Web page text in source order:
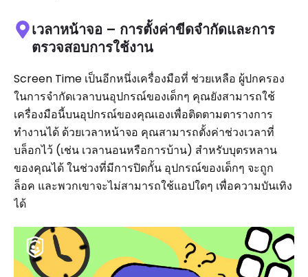
เวลาหน้าจอ – การตั้งค่าขีดจำกัดและการ
ตรวจสอบการใช้งาน
Screen Time เป็นอีกหนึ่งเครื่องมือที่ ช่วยเหลือ ผู้ปกครอง
ในการจำกัดเวลาบนอุปกรณ์ของเด็กๆ คุณยังสามารถใช้
เครื่องมือนี้บนอุปกรณ์ของคุณเองเพื่อติดตามตารางการ
ทำงานได้ ด้วยเวลาหน้าจอ คุณสามารถตั้งค่าช่วงเวลาที่
บล็อกไว้ (เช่น เวลานอนหรือการบ้าน) สำหรับบุตรหลาน
ของคุณได้ ในช่วงที่มีการปิดกั้น อุปกรณ์ของเด็กๆ จะถูก
ล็อค และพวกเขาจะไม่สามารถใช้แอปใดๆ เพื่อความบันเทิง
ได้